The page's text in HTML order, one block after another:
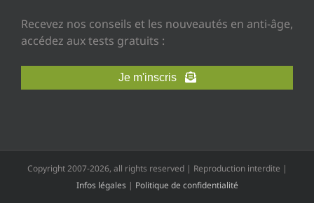
Recevez nos conseils et les nouveautés en anti-âge,
accédez aux tests gratuits :
Je m'inscris
Copyright 2007-2026, all rights reserved | Reproduction interdite |
Infos légales | Politique de confidentialité